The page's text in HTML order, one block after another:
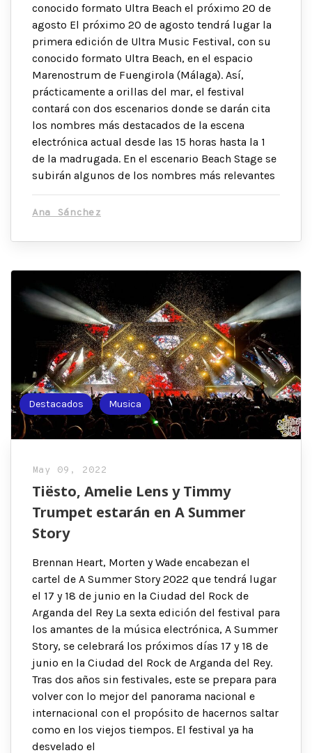
conocido formato Ultra Beach el próximo 20 de
agosto El próximo 20 de agosto tendrá lugar la
primera edición de Ultra Music Festival, con su
conocido formato Ultra Beach, en el espacio
Marenostrum de Fuengirola (Málaga). Así,
prácticamente a orillas del mar, el festival
contará con dos escenarios donde se darán cita
los nombres más destacados de la escena
electrónica actual desde las 15 horas hasta la 1
de la madrugada. En el escenario Beach Stage se
subirán algunos de los nombres más relevantes
Ana Sánchez
Destacados Musica
May 09, 2022
Tiësto, Amelie Lens y Timmy
Trumpet estarán en A Summer
Story
Brennan Heart, Morten y Wade encabezan el
cartel de A Summer Story 2022 que tendrá lugar
el 17 y 18 de junio en la Ciudad del Rock de
Arganda del Rey La sexta edición del festival para
los amantes de la música electrónica, A Summer
Story, se celebrará los próximos días 17 y 18 de
junio en la Ciudad del Rock de Arganda del Rey.
Tras dos años sin festivales, este se prepara para
volver con lo mejor del panorama nacional e
internacional con el propósito de hacernos saltar
como en los viejos tiempos. El festival ya ha
desvelado el